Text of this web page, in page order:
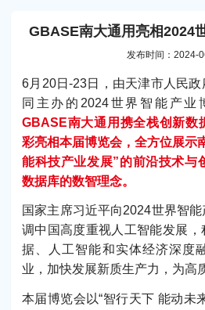
GBASE南大通用亮相2024
发布时间：2024-
6月20日-23日，由天津市人民
同主办的2024世界智能产业
GBASE南大通用携全栈创新数
彩亮相本届博览会，全方位展示
能科技产业发展”的前沿技术与
数据库的数智理念。
国家主席习近平向2024世界智
调中国高度重视人工智能发展
据、人工智能和实体经济深度
业，加快发展新质生产力，为高
本届博览会以“智行天下 能动未